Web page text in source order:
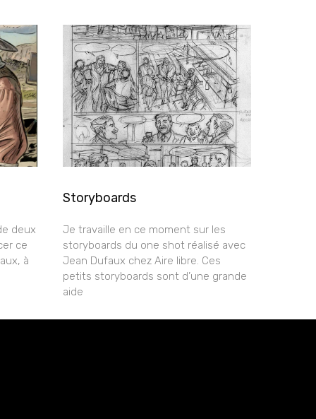
deux
ce
à
Storyboards
Je travaille en ce moment sur les
storyboards du one shot réalisé avec
Jean Dufaux chez Aire libre. Ces
petits storyboards sont d’une grande
aide